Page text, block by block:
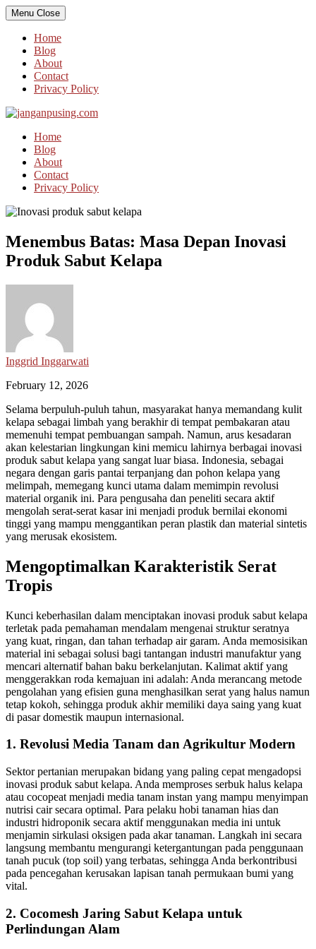
Skip
to
content
Menu Close
Home
Blog
About
Contact
Privacy Policy
Home
Blog
About
Contact
Privacy Policy
Menembus Batas: Masa Depan Inovasi
Produk Sabut Kelapa
Inggrid Inggarwati
February 12, 2026
Selama berpuluh-puluh tahun, masyarakat hanya memandang kulit
kelapa sebagai limbah yang berakhir di tempat pembakaran atau
memenuhi tempat pembuangan sampah. Namun, arus kesadaran
akan kelestarian lingkungan kini memicu lahirnya berbagai inovasi
produk sabut kelapa yang sangat luar biasa. Indonesia, sebagai
negara dengan garis pantai terpanjang dan pohon kelapa yang
melimpah, memegang kunci utama dalam memimpin revolusi
material organik ini. Para pengusaha dan peneliti secara aktif
mengolah serat-serat kasar ini menjadi produk bernilai ekonomi
tinggi yang mampu menggantikan peran plastik dan material sintetis
yang merusak ekosistem.
Mengoptimalkan Karakteristik Serat
Tropis
Kunci keberhasilan dalam menciptakan inovasi produk sabut kelapa
terletak pada pemahaman mendalam mengenai struktur seratnya
yang kuat, ringan, dan tahan terhadap air garam. Anda memosisikan
material ini sebagai solusi bagi tantangan industri manufaktur yang
mencari alternatif bahan baku berkelanjutan. Kalimat aktif yang
menggerakkan roda kemajuan ini adalah: Anda merancang metode
pengolahan yang efisien guna menghasilkan serat yang halus namun
tetap kokoh, sehingga produk akhir memiliki daya saing yang kuat
di pasar domestik maupun internasional.
1. Revolusi Media Tanam dan Agrikultur Modern
Sektor pertanian merupakan bidang yang paling cepat mengadopsi
inovasi produk sabut kelapa. Anda memproses serbuk halus kelapa
atau cocopeat menjadi media tanam instan yang mampu menyimpan
nutrisi cair secara optimal. Para pelaku hobi tanaman hias dan
industri hidroponik secara aktif menggunakan media ini untuk
menjamin sirkulasi oksigen pada akar tanaman. Langkah ini secara
langsung membantu mengurangi ketergantungan pada penggunaan
tanah pucuk (top soil) yang terbatas, sehingga Anda berkontribusi
pada pencegahan kerusakan lapisan tanah permukaan bumi yang
vital.
2. Cocomesh Jaring Sabut Kelapa untuk
Perlindungan Alam